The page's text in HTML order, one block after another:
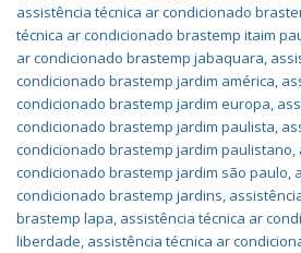
assistência técnica ar condicionado
técnica ar condicionado brastemp itaim
ar condicionado brastemp jabaquara,
condicionado brastemp jardim américa,
condicionado brastemp jardim europa,
condicionado brastemp jardim paulista,
condicionado brastemp jardim paulistano,
condicionado brastemp jardim são paulo,
condicionado brastemp jardins,
brastemp lapa, assistência técnica ar
liberdade, assistência técnica ar